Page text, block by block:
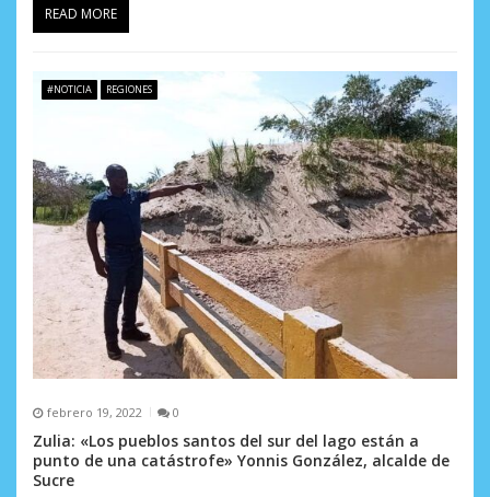
READ MORE
#NOTICIA REGIONES
febrero 19, 2022 0
Zulia: «Los pueblos santos del sur del lago están a
punto de una catástrofe» Yonnis González, alcalde de
Sucre